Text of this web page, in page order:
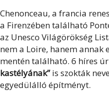
Chenonceau, a francia
a Firenzében található
az Unesco Világörökség
nem a Loire, hanem annak
mentén található. 6 híres
kastélyának”is szokták
egyedülálló építményt.